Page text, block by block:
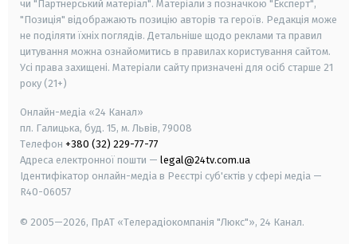
чи "Партнерський матеріал". Матеріали з позначкою "Експерт",
"Позиція" відображають позицію авторів та героїв. Редакція може
не поділяти їхніх поглядів. Детальніше щодо реклами та правил
цитування можна ознайомитись в правилах користування сайтом.
Усі права захищені. Матеріали сайту призначені для осіб старше 21
року (21+)
Онлайн-медіа «24 Канал»
пл. Галицька, буд. 15, м. Львів, 79008
Телефон +380 (32) 229-77-77
Адреса електронної пошти — legal@24tv.com.ua
Ідентифікатор онлайн-медіа в Реєстрі суб'єктів у сфері медіа —
R40-06057
© 2005—2026, ПрАТ «Телерадіокомпанія "Люкс"», 24 Канал.